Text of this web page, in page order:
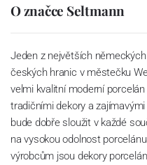
O značce Seltmann
Jeden z největších
českých hranic v městečku
velmi kvalitní moderní
tradičními dekory a
bude dobře sloužit v každé
na vysokou odolnost
výrobcům jsou dekory